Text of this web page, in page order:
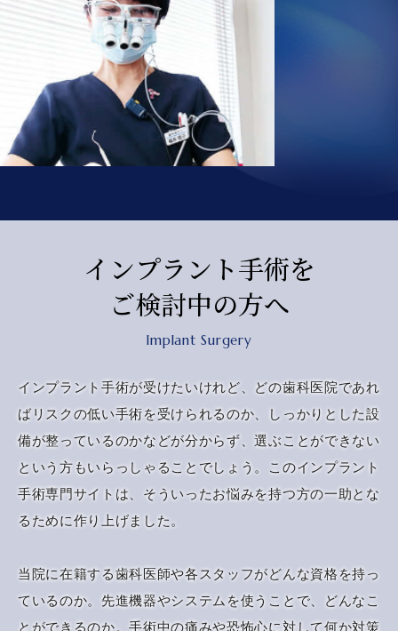
インプラント手術を
ご検討中の方へ
Implant Surgery
インプラント手術が受けたいけれど、どの歯科医院であれ
ばリスクの低い手術を受けられるのか、しっかりとした設
備が整っているのかなどが分からず、選ぶことができない
という方もいらっしゃることでしょう。このインプラント
手術専門サイトは、そういったお悩みを持つ方の一助とな
るために作り上げました。
当院に在籍する歯科医師や各スタッフがどんな資格を持っ
ているのか。先進機器やシステムを使うことで、どんなこ
とができるのか。手術中の痛みや恐怖心に対して何か対策